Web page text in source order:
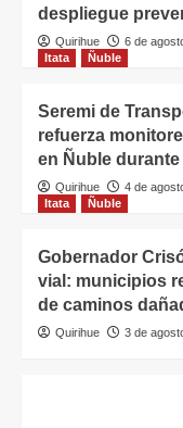
despliegue
Quirihue 6 de
Itata
Ñuble
Seremi de
refuerza
en Ñuble
Quirihue 4 de
Itata
Ñuble
Gobernador
vial: municipios
de caminos
Quirihue 3 de